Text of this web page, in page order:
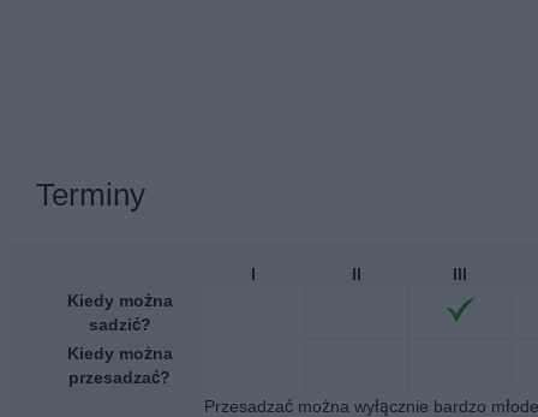
Terminy
I II
III
Kiedy można
sadzić?
Kiedy można
przesadzać?
Przesadzać można wyłącznie bardzo